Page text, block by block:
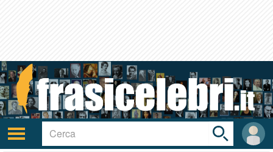
Attiva/disattiva
navigazione
User
area
Toggle
search
bar